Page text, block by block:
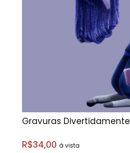
Gravuras Divertidamente
R$34,00 á vista